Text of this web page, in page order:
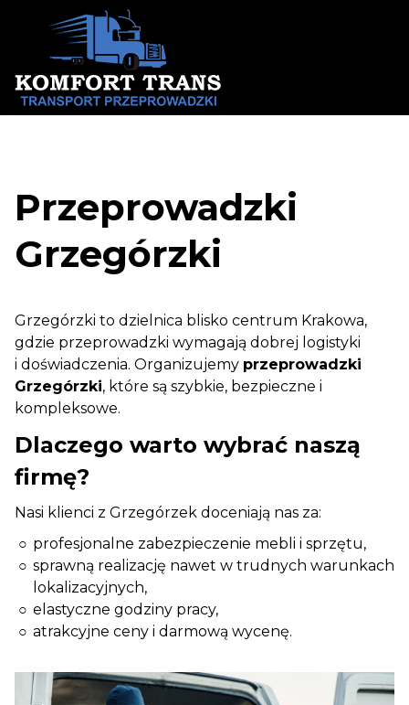
Przeprowadzki
Grzegórzki
Grzegórzki to dzielnica blisko centrum Krakowa,
gdzie przeprowadzki wymagają dobrej logistyki
i doświadczenia. Organizujemy przeprowadzki
Grzegórzki, które są szybkie, bezpieczne i
kompleksowe.
Dlaczego warto wybrać naszą
firmę?
Nasi klienci z Grzegórzek doceniają nas za:
profesjonalne zabezpieczenie mebli i sprzętu,
sprawną realizację nawet w trudnych warunkach
lokalizacyjnych,
elastyczne godziny pracy,
atrakcyjne ceny i darmową wycenę.